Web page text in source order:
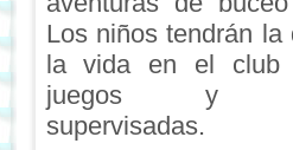
Los niños tendrán la
la vida en el club
juegos y
supervisadas.